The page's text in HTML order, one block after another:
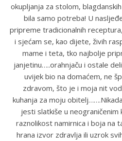
okupljanja za stolom,
bila samo potreba! U
pripreme tradicionalnih
i sjećam se, kao dijete, živih
mame i teta, tko najbolje
janjetinu…..orahnjaču i ostale
uvijek bio na domaćem, ne
zdravom, što je i moja nit
kuhanja za moju
jesti slatkiše u neograničenim
raznolikost namirnica i boja na
hrana izvor zdravlja ili uzrok